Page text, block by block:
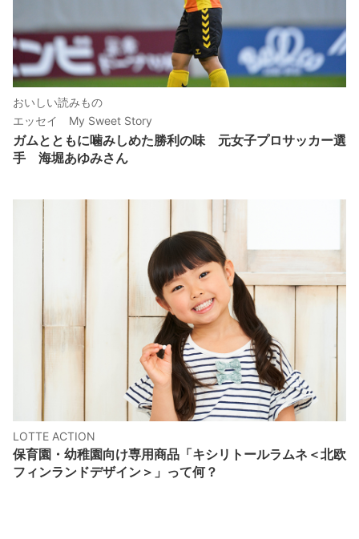
おいしい読みもの
エッセイ My Sweet Story
ガムとともに噛みしめた勝利の味 元女子プロサッカー選
手 海堀あゆみさん
LOTTE ACTION
保育園・幼稚園向け専用商品「キシリトールラムネ＜北欧
フィンランドデザイン＞」って何？